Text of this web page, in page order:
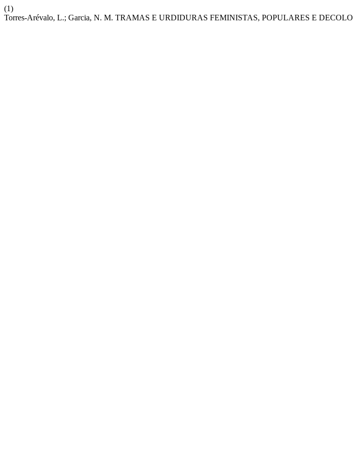
(1)
Torres-Arévalo, L.; Garcia, N. M. TRAMAS E URDIDURAS FEMINISTAS, POPULARES E